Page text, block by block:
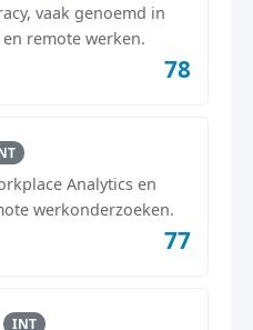
vaak genoemd in
remote werken.
78
Analytics en
werkonderzoeken.
77
INT